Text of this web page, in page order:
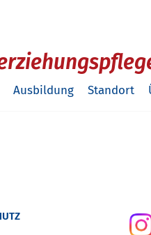
Ausbildung Standort